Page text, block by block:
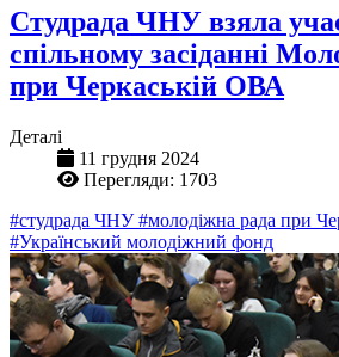
Студрада ЧНУ взяла
спільному засіданні
при Черкаській ОВА
Деталі
11 грудня 2024
Перегляди: 1703
#студрада ЧНУ#молодіжна рада при
#Український молодіжний фонд